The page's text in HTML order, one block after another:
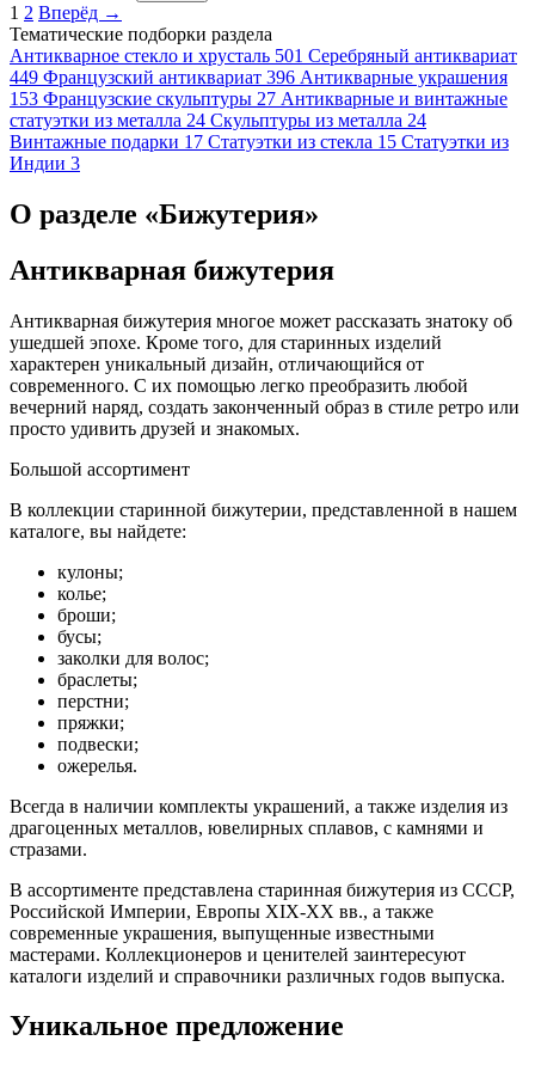
1 2 Вперёд →
Тематические подборки раздела
Антикварное стекло и хрусталь 501 Серебряный антиквариат
449 Французский антиквариат 396 Антикварные украшения
153 Французские скульптуры 27 Антикварные и винтажные
статуэтки из металла 24 Скульптуры из металла 24
Винтажные подарки 17 Статуэтки из стекла 15 Статуэтки из
Индии 3
О разделе «Бижутерия»
Антикварная бижутерия
Антикварная бижутерия многое может рассказать знатоку об
ушедшей эпохе. Кроме того, для старинных изделий
характерен уникальный дизайн, отличающийся от
современного. С их помощью легко преобразить любой
вечерний наряд, создать законченный образ в стиле ретро или
просто удивить друзей и знакомых.
Большой ассортимент
В коллекции старинной бижутерии, представленной в нашем
каталоге, вы найдете:
кулоны;
колье;
броши;
бусы;
заколки для волос;
браслеты;
перстни;
пряжки;
подвески;
ожерелья.
Всегда в наличии комплекты украшений, а также изделия из
драгоценных металлов, ювелирных сплавов, с камнями и
стразами.
В ассортименте представлена старинная бижутерия из СССР,
Российской Империи, Европы XIX-XX вв., а также
современные украшения, выпущенные известными
мастерами. Коллекционеров и ценителей заинтересуют
каталоги изделий и справочники различных годов выпуска.
Уникальное предложение